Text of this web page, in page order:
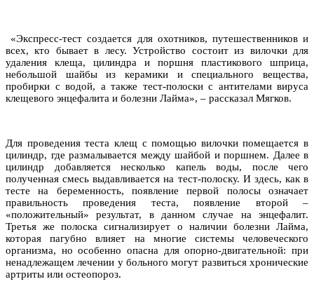
«Экспресс-тест создается для охотников, путешественников и
всех, кто бывает в лесу. Устройство состоит из вилочки для
удаления клеща, цилиндра и поршня пластикового шприца,
небольшой шайбы из керамики и специального вещества,
пробирки с водой, а также тест-полоски с антителами вируса
клещевого энцефалита и болезни Лайма», – рассказал Мягков.
Для проведения теста клещ с помощью вилочки помещается в
цилиндр, где размалывается между шайбой и поршнем. Далее в
цилиндр добавляется несколько капель воды, после чего
полученная смесь выдавливается на тест-полоску. И здесь, как в
тесте на беременность, появление первой полосы означает
правильность проведения теста, появление второй –
«положительный» результат, в данном случае на энцефалит.
Третья же полоска сигнализирует о наличии болезни Лайма,
которая пагубно влияет на многие системы человеческого
организма, но особенно опасна для опорно-двигательной: при
ненадлежащем лечении у больного могут развиться хронические
артриты или остеопороз.